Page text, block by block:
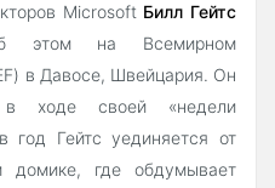
Microsoft Билл Гейтс
этом на Всемирном
в Давосе, Швейцария. Он
в ходе своей «недели
год Гейтс уединяется от
где обдумывает